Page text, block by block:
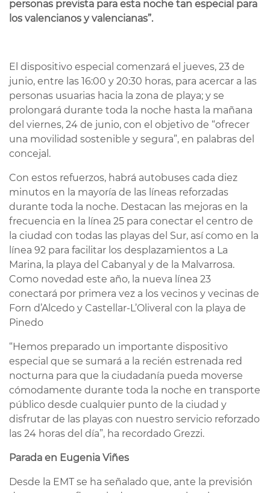
personas prevista para esta noche tan especial para
los valencianos y valencianas”.
El dispositivo especial comenzará el jueves, 23 de
junio, entre las 16:00 y 20:30 horas, para acercar a las
personas usuarias hacia la zona de playa; y se
prolongará durante toda la noche hasta la mañana
del viernes, 24 de junio, con el objetivo de “ofrecer
una movilidad sostenible y segura”, en palabras del
concejal.
Con estos refuerzos, habrá autobuses cada diez
minutos en la mayoría de las líneas reforzadas
durante toda la noche. Destacan las mejoras en la
frecuencia en la línea 25 para conectar el centro de
la ciudad con todas las playas del Sur, así como en la
línea 92 para facilitar los desplazamientos a La
Marina, la playa del Cabanyal y de la Malvarrosa.
Como novedad este año, la nueva línea 23
conectará por primera vez a los vecinos y vecinas de
Forn d’Alcedo y Castellar-L’Oliveral con la playa de
Pinedo
“Hemos preparado un importante dispositivo
especial que se sumará a la recién estrenada red
nocturna para que la ciudadanía pueda moverse
cómodamente durante toda la noche en transporte
público desde cualquier punto de la ciudad y
disfrutar de las playas con nuestro servicio reforzado
las 24 horas del día”, ha recordado Grezzi.
Parada en Eugenia Viñes
Desde la EMT se ha señalado que, ante la previsión